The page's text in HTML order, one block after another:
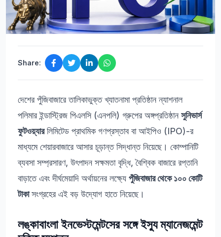
Share:
দেশের পুঁজিবাজারে তালিকাভুক্ত খ্যাতনামা প্রতিষ্ঠান ন্যাশনাল
পলিমার ইন্ডাস্ট্রিজ পিএলসি (এনপলি) গ্রুপের অঙ্গপ্রতিষ্ঠান সুনিভার্স
ফুটওয়্যারলিমিটেড প্রাথমিক গণপ্রস্তাব বা আইপিও (IPO)-র
মাধ্যমে শেয়ারবাজারে আসার চূড়ান্ত সিদ্ধান্ত নিয়েছে। কোম্পানিটি
ব্যবসা সম্প্রসারণ, উৎপাদন সক্ষমতা বৃদ্ধি, বৈশ্বিক বাজারে রপ্তানি
বাড়াতে এবং দীর্ঘমেয়াদি অর্থায়নের লক্ষ্যে পুঁজিবাজার থেকে ১০০ কোটি
টাকাসংগ্রহের এই বড় উদ্যোগ হাতে নিয়েছে।
লঙ্কাবাংলা ইনভেস্টমেন্টসের সঙ্গে ইস্যু ম্যানেজমেন্ট